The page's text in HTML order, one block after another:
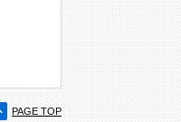
PAGE TOP